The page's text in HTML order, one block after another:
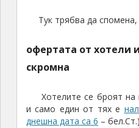
Тук трябва да спомена,
офертата от хотели
скромна
Хотелите се броят
и само един от тях е
днешна дата са 6 – бел.Ст.)